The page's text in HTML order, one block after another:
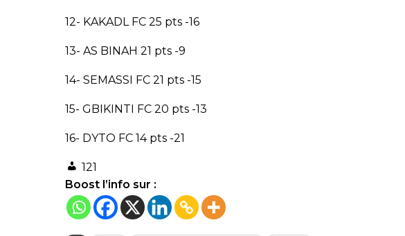
12- KAKADL FC 25 pts -16
13- AS BINAH 21 pts -9
14- SEMASSI FC 21 pts -15
15- GBIKINTI FC 20 pts -13
16- DYTO FC 14 pts -21
121
Boost l’info sur :